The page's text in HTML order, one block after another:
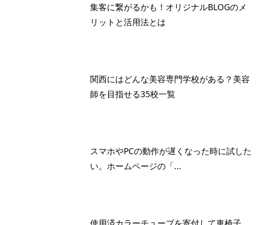
集客に繋がるかも！オリジナルBLOGのメ
リットと活用法とは
関西にはどんな美容専門学校がある？美容
師を目指せる35校一覧
スマホやPCの動作が遅くなった時に試した
い。ホームページの「...
使用済カラーチューブを寄付して車椅子